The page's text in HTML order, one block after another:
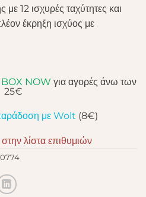
με 12 ισχυρές ταχύτητες και
έκρηξη ισχύος με
BOX NOW για αγορές άνω των
25€
με Wolt (8€)
λίστα επιθυμιών